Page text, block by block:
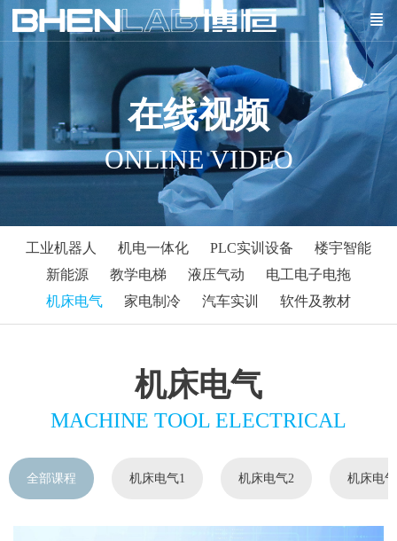
在线视频
ONLINE VIDEO
工业机器人 机电一体化 PLC实训设备
楼宇智能
新能源
教学电梯 液压气动
电工电子电拖
机床电气
家电制冷 汽车实训 软件及教材
机床电气
MACHINE TOOL ELECTRICAL
全部课程 机床电气1 机床电气2 机床电